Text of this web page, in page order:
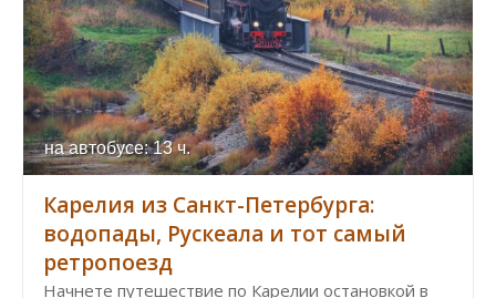
на автобусе: 13 ч.
Карелия из Санкт-Петербурга:
водопады, Рускеала и тот самый
ретропоезд
Начнете путешествие по Карелии остановкой в